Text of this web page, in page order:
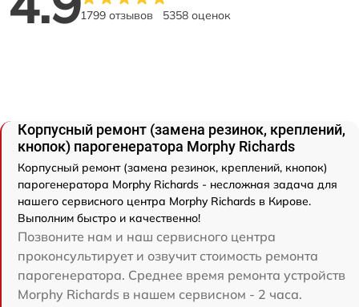
1799 отзывов 5358 оценок
Корпусный ремонт (замена резинок, креплений,
кнопок) парогенератора Morphy Richards
Корпусный ремонт (замена резинок, креплений, кнопок)
парогенератора Morphy Richards - несложная задача для
нашего сервисного центра Morphy Richards в Кирове.
Выполним быстро и качественно!
Позвоните нам и наш сервисного центра
проконсультирует и озвучит стоимость ремонта
парогенератора. Среднее время ремонта устройств
Morphy Richards в нашем сервисном - 2 часа.